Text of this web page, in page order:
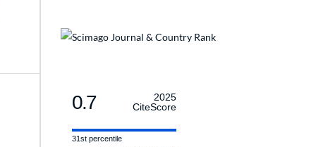
0.7
2025
CiteScore
31st percentile